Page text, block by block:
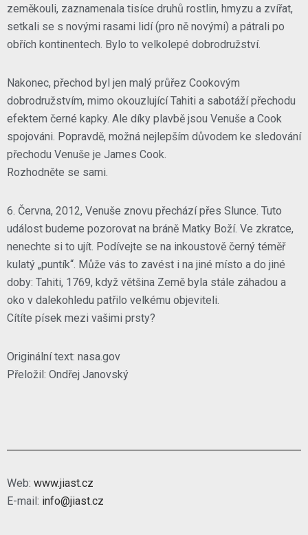
zeměkouli, zaznamenala tisíce druhů rostlin, hmyzu a zvířat,
setkali se s novými rasami lidí (pro ně novými) a pátrali po
obřích kontinentech. Bylo to velkolepé dobrodružství.
Nakonec, přechod byl jen malý průřez Cookovým
dobrodružstvím, mimo okouzlující Tahiti a sabotáží přechodu
efektem černé kapky. Ale díky plavbě jsou Venuše a Cook
spojováni. Popravdě, možná nejlepším důvodem ke sledování
přechodu Venuše je James Cook.
Rozhodněte se sami.
6. Června, 2012, Venuše znovu přechází přes Slunce. Tuto
událost budeme pozorovat na bráně Matky Boží. Ve zkratce,
nenechte si to ujít. Podívejte se na inkoustově černý téměř
kulatý „puntík“. Může vás to zavést i na jiné místo a do jiné
doby: Tahiti, 1769, když většina Země byla stále záhadou a
oko v dalekohledu patřilo velkému objeviteli.
Cítíte písek mezi vašimi prsty?
Originální text: nasa.gov
Přeložil: Ondřej Janovský
Web: www.jiast.cz
E-mail: info@jiast.cz